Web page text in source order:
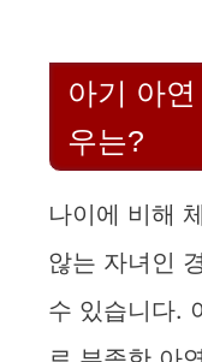
아기 아
우는?
나이에 비해
않는 자녀인
수 있습니다.